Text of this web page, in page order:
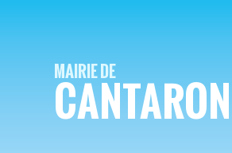
MAIRIE DE
CANTARON